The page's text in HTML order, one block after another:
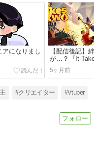
アになりまし
【配信後記】
が…？『It
見（？）プレ
5ヶ月前
#クリエイター #Vtuber